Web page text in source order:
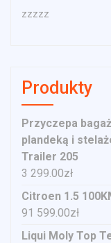
zzzzz
Produkty
Przyczepa
plandeką i
Trailer 205
3 299.00zł
Citroen 1.5
91 599.00zł
Liqui Moly Top